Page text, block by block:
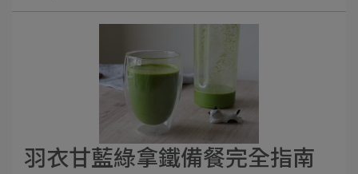
羽衣甘藍綠拿鐵備餐完全指南